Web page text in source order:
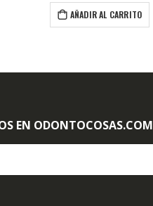
AÑADIR AL CARRITO
EN ODONTOCOSAS.COM